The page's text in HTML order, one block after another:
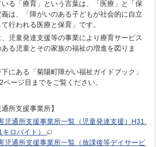
る「療育」という言葉は、「医療」と「保
は、「障がいのある子どもが社会的に自立
行われる医療と保育」です。
児童発達支援等の事業により療育サービス
る児童とその家族の福祉の増進を図りま
にある「菊陽町障がい福祉ガイドブック」
ージ目までをご覧ください。
所支援事業所】
児通所支援事業所一覧（児童発達支援）H31.
キロバイト）
児通所支援事業所一覧（放課後等デイサービ